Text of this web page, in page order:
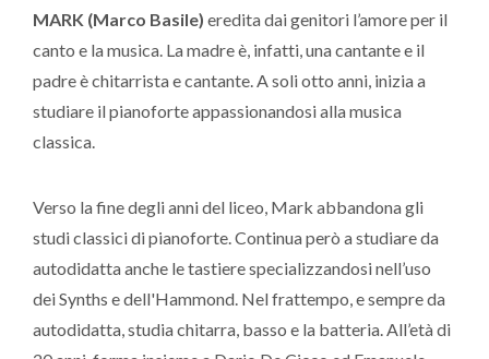
MARK (Marco Basile) eredita dai genitori l’amore per il
canto e la musica. La madre è, infatti, una cantante e il
padre è chitarrista e cantante. A soli otto anni, inizia a
studiare il pianoforte appassionandosi alla musica
classica.
Verso la fine degli anni del liceo, Mark abbandona gli
studi classici di pianoforte. Continua però a studiare da
autodidatta anche le tastiere specializzandosi nell’uso
dei Synths e dell'Hammond. Nel frattempo, e sempre da
autodidatta, studia chitarra, basso e la batteria. All’età di